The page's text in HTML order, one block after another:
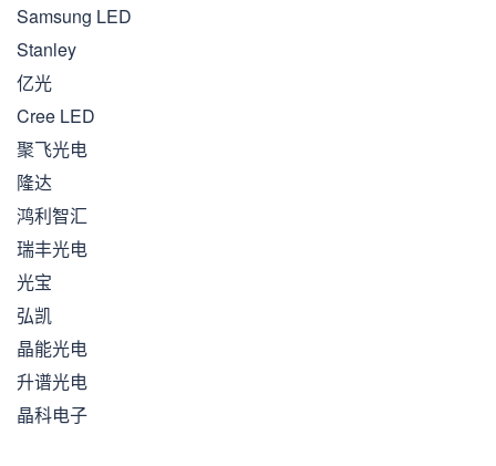
Samsung LED
Stanley
亿光
Cree LED
聚飞光电
隆达
鸿利智汇
瑞丰光电
光宝
弘凯
晶能光电
升谱光电
晶科电子